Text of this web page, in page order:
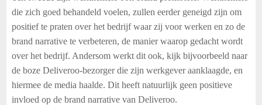
die zich goed behandeld voelen, zullen eerder geneigd zijn om
positief te praten over het bedrijf waar zij voor werken en zo de
brand narrative te verbeteren, de manier waarop gedacht wordt
over het bedrijf. Andersom werkt dit ook, kijk bijvoorbeeld naar
de boze Deliveroo-bezorger die zijn werkgever aanklaagde, en
hiermee de media haalde. Dit heeft natuurlijk geen positieve
invloed op de brand narrative van Deliveroo.